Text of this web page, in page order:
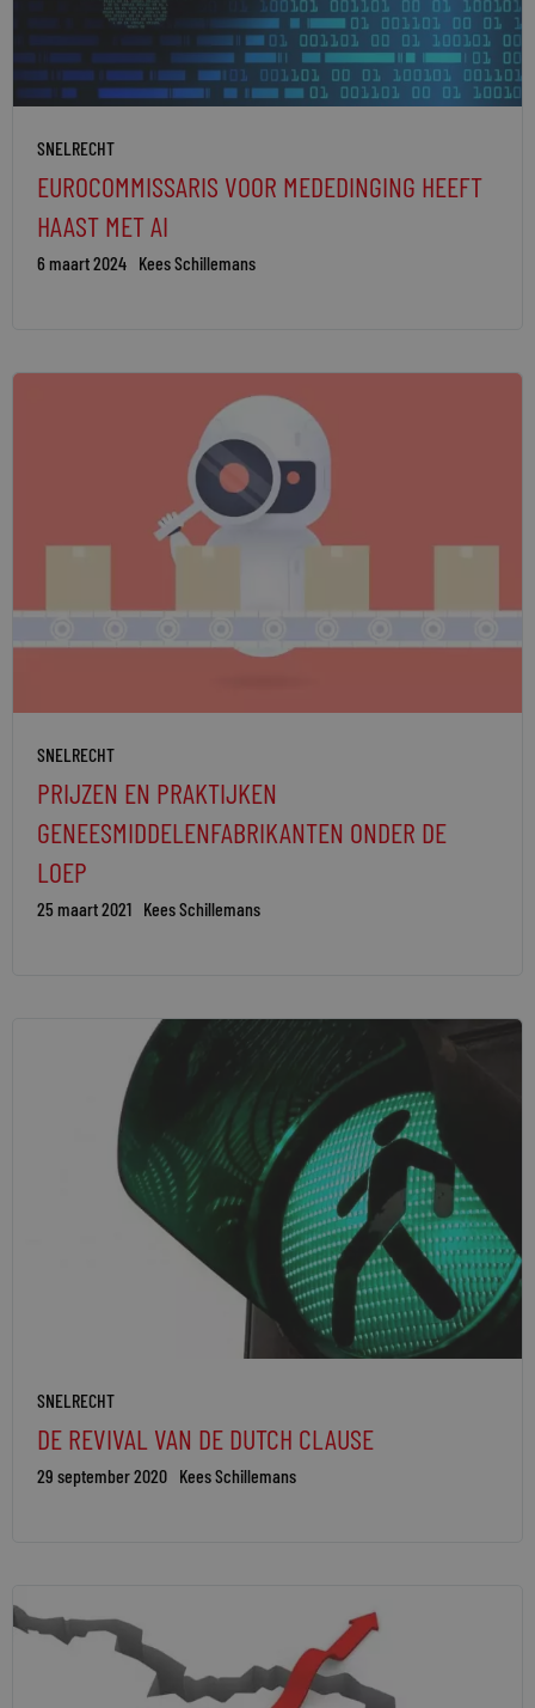
SNELRECHT
EUROCOMMISSARIS VOOR MEDEDINGING HEEFT
HAAST MET AI
6 maart 2024 Kees Schillemans
SNELRECHT
PRIJZEN EN PRAKTIJKEN
GENEESMIDDELENFABRIKANTEN ONDER DE
LOEP
25 maart 2021 Kees Schillemans
SNELRECHT
DE REVIVAL VAN DE DUTCH CLAUSE
29 september 2020 Kees Schillemans